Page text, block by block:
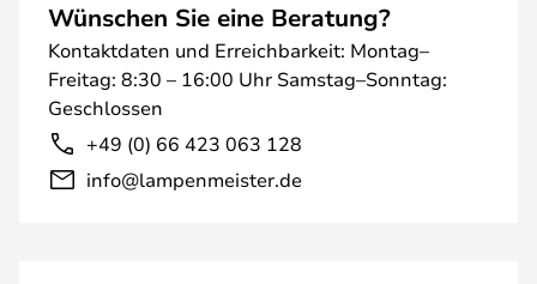
Wünschen Sie eine Beratung?
Kontaktdaten und Erreichbarkeit: Montag–
Freitag: 8:30 – 16:00 Uhr Samstag–Sonntag:
Geschlossen
+49 (0) 66 423 063 128
info@lampenmeister.de